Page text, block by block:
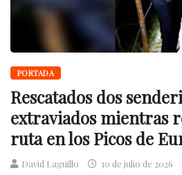
PORTADA
Rescatados dos
extraviados mientras
ruta en los Picos de
David Laguillo 30 de julio de 2026